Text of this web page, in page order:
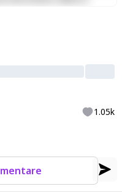
consequat. Duis aute irure
esse cillum dolore eu
cupidatat non
mollit anim id est
1.05k